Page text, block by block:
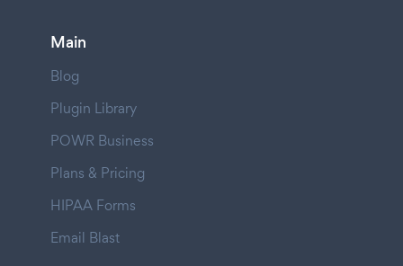
Main
Blog
Plugin Library
POWR Business
Plans & Pricing
HIPAA Forms
Email Blast